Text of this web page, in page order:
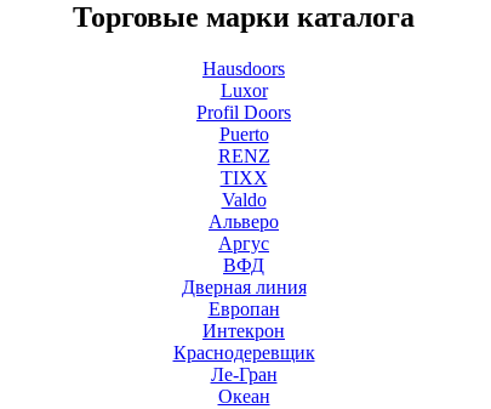
Торговые марки каталога
Hausdoors
Luxor
Profil Doors
Puerto
RENZ
TIXX
Valdo
Альверо
Аргус
ВФД
Дверная линия
Европан
Интекрон
Краснодеревщик
Ле-Гран
Океан